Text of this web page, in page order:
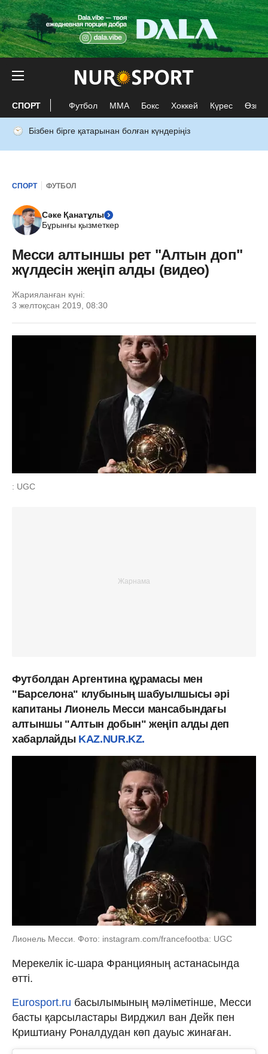
СПОРТ Футбол ММА Бокс Хоккей Күрес Өзге
Бізбен бірге қатарынан болған күндеріңіз
СПОРТ ФУТБОЛ
Сәке Қанатұлы
Бұрынғы қызметкер
Месси алтыншы рет "Алтын доп"
жүлдесін жеңіп алды (видео)
Жарияланған күні:
3 желтоқсан 2019, 08:30
: UGC
Футболдан Аргентина құрамасы мен
"Барселона" клубының шабуылшысы әрі
капитаны Лионель Месси мансабындағы
алтыншы "Алтын добын" жеңіп алды деп
хабарлайды KAZ.NUR.KZ.
Лионель Месси. Фото: instagram.com/francefootba: UGC
Мерекелік іс-шара Францияның астанасында
өтті.
Eurosport.ru басылымының мәліметінше, Месси
басты қарсыластары Вирджил ван Дейк пен
Криштиану Роналдудан көп дауыс жинаған.